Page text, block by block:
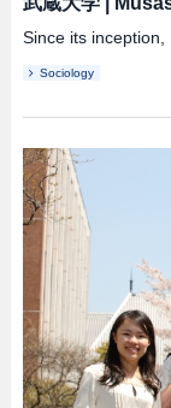
Since its inception,
Sociology